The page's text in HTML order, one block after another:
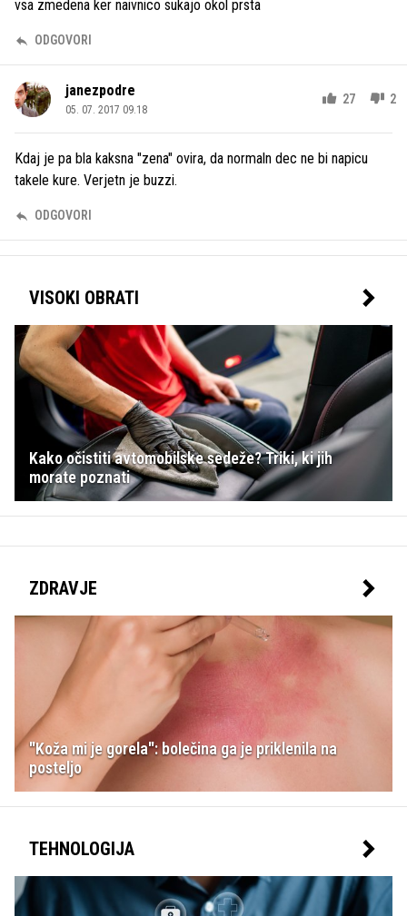
vsa zmedena ker naivnico sukajo okol prsta
ODGOVORI
janezpodre
05. 07. 2017 09.18
27 2
Kdaj je pa bla kaksna "zena" ovira, da normaln dec ne bi napicu
takele kure. Verjetn je buzzi.
ODGOVORI
VISOKI OBRATI
Kako očistiti avtomobilske sedeže? Triki, ki jih
morate poznati
ZDRAVJE
"Koža mi je gorela": bolečina ga je priklenila na
posteljo
TEHNOLOGIJA